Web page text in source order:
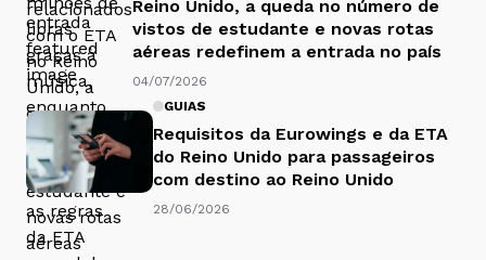
Reino Unido, a queda no número de
vistos de estudante e novas rotas
aéreas redefinem a entrada no país
04/07/2026
GUIAS
Requisitos da Eurowings e da ETA
do Reino Unido para passageiros
com destino ao Reino Unido
28/06/2026